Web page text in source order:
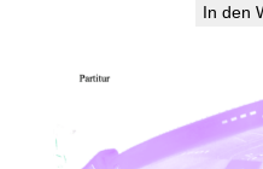
In den